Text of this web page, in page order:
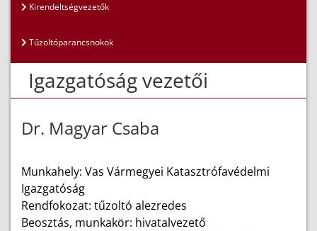
Kirendeltségvezetők
Tűzoltóparancsnokok
Igazgatóság vezetői
Dr. Magyar Csaba
Munkahely: Vas Vármegyei Katasztrófavédelmi
Igazgatóság
Rendfokozat: tűzoltó alezredes
Beosztás, munkakör: hivatalvezető